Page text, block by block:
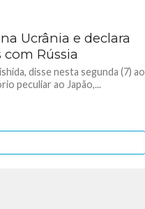
Ucrânia e declara
Rússia
disse nesta segunda (7) ao
peculiar ao Japão,...